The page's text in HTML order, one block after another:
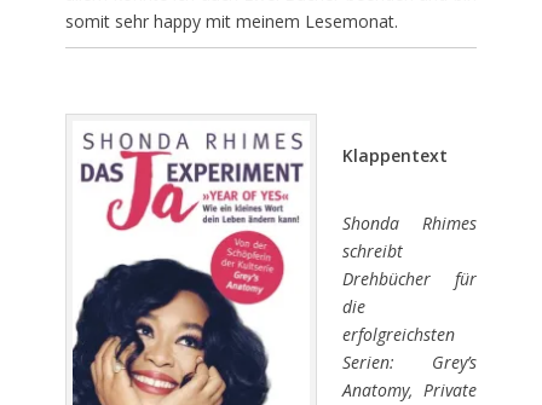
somit sehr happy mit meinem Lesemonat.
Klappentext
Shonda Rhimes
schreibt
Drehbücher für
die
erfolgreichsten
Serien: Grey’s
Anatomy, Private